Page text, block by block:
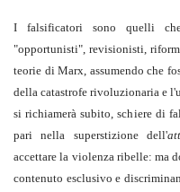
I falsificatori sono quelli
"opportunisti", revisionisti,
teorie di Marx, assumendo che
della catastrofe rivoluzionaria e
si richiamerà subito, schiere di
pari nella superstizione dell'
accettare la violenza ribelle: ma
contenuto esclusivo e